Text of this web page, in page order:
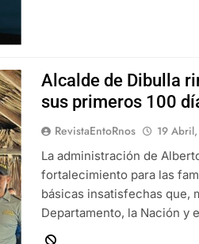
Alcalde de Dibulla
sus primeros 100
RevistaEntoRnos 19
La administración de
fortalecimiento para las
básicas insatisfechas que,
Departamento, la Nación y